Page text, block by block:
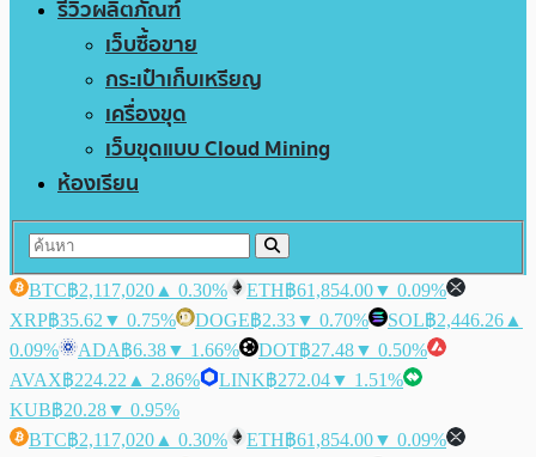
รีวิวผลิตภัณฑ์
เว็บซื้อขาย
กระเป๋าเก็บเหรียญ
เครื่องขุด
เว็บขุดแบบ Cloud Mining
ห้องเรียน
BTC฿2,117,020 ▲ 0.30% ETH฿61,854.00▼ 0.09%
XRP฿35.62 ▼ 0.75% DOGE฿2.33▼ 0.70% SOL฿2,446.26 ▲
0.09%
ADA฿6.38▼ 1.66% DOT฿27.48▼ 0.50%
AVAX฿224.22 ▲ 2.86% LINK฿272.04▼ 1.51%
KUB฿20.28▼ 0.95%
BTC฿2,117,020 ▲ 0.30% ETH฿61,854.00▼ 0.09%